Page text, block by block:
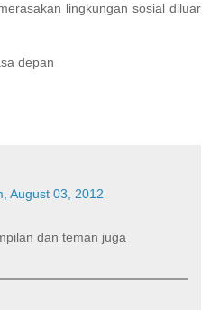
lingkungan sosial diluar
depan
August 03, 2012
dan teman juga